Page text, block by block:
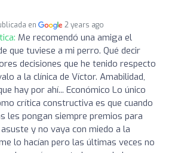
en 2 years ago
Me recomendó una amiga el
que tuviese a mi perro. Qué decir
decisiones que he tenido respecto
a la clínica de Víctor. Amabilidad,
hay por ahí... Económico Lo único
crítica constructiva es que cuando
les pongan siempre premios para
y no vaya con miedo a la
lo hacían pero las últimas veces no